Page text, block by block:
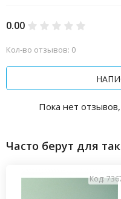
0.00
Кол-во отзывов: 0
Пока нет
Часто берут для
Код: